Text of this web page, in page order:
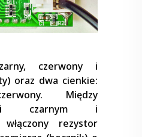
czerwony i
oraz dwa cienkie:
Między
czarnym i
rezystor